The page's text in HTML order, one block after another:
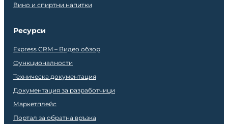
Вино и спиртни напитки
Ресурси
Express CRM – Видео обзор
Функционалности
Техническа документация
Документация за разработчици
Маркетплейс
Портал за обратна връзка